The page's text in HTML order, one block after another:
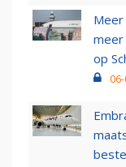
meer
op